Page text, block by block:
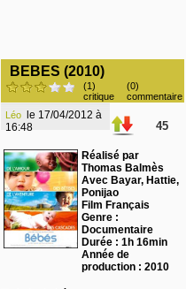
BEBES (2010)
(1)
critique
(0)
commentaire
Léo
16:48
45
Réalisé par
Thomas Balmès
Avec Bayar, Hattie,
Ponijao
Film Français
Genre :
Documentaire
Durée : 1h 16min
Année de
production : 2010